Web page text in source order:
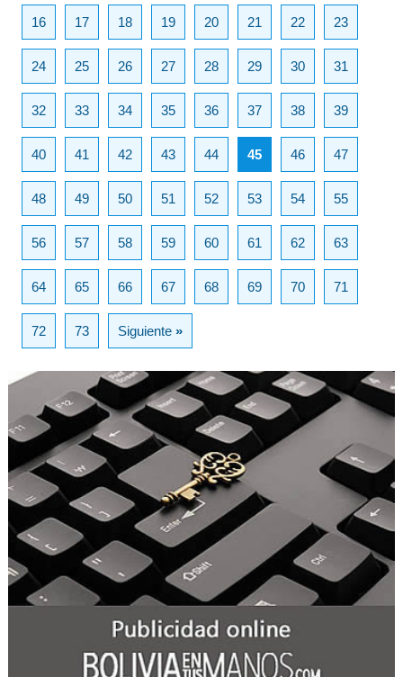
16 17 18 19 20 21 22 23
24 25 26 27 28 29 30 31
32 33 34 35 36 37 38 39
40 41 42 43 44 45 46 47
48 49 50 51 52 53 54 55
56 57 58 59 60 61 62 63
64 65 66 67 68 69 70 71
72 73 Siguiente»